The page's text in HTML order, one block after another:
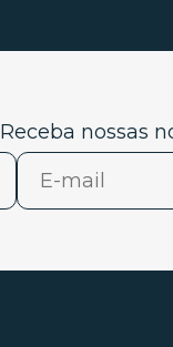
Receba nossas